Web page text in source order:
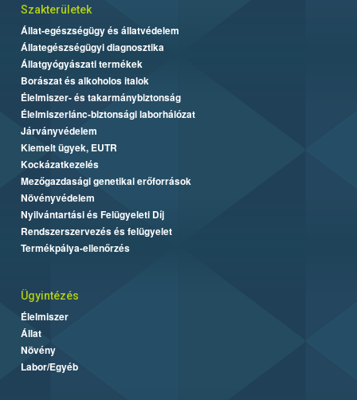
Szakterületek
Állat-egészségügy és állatvédelem
Állategészségügyi diagnosztika
Állatgyógyászati termékek
Borászat és alkoholos italok
Élelmiszer- és takarmánybiztonság
Élelmiszerlánc-biztonsági laborhálózat
Járványvédelem
Kiemelt ügyek, EUTR
Kockázatkezelés
Mezőgazdasági genetikai erőforrások
Növényvédelem
Nyilvántartási és Felügyeleti Díj
Rendszerszervezés és felügyelet
Termékpálya-ellenőrzés
Ügyintézés
Élelmiszer
Állat
Növény
Labor/Egyéb